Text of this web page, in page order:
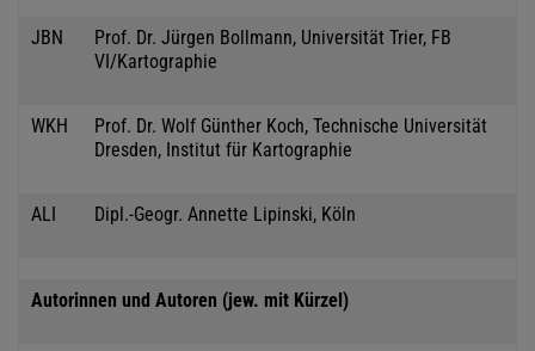
JBN
Prof. Dr. Jürgen Bollmann, Universität Trier, FB
VI/Kartographie
WKH
Prof. Dr. Wolf Günther Koch, Technische Universität
Dresden, Institut für Kartographie
ALI Dipl.-Geogr. Annette Lipinski, Köln
Autorinnen und Autoren (jew. mit Kürzel)